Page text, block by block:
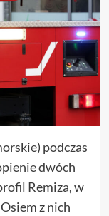
podczas
dwóch
Remiza, w
z nich